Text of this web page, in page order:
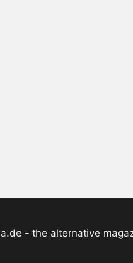
- the alternative